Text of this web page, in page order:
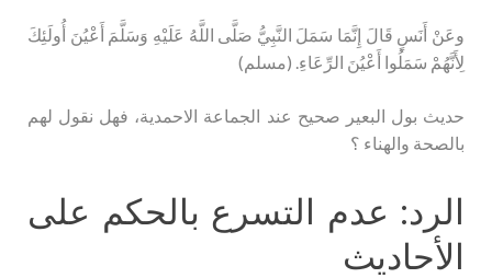
وعَنْ أَنَسٍ قَالَ إِنَّمَا سَمَلَ النَّبِيُّ صَلَّى اللَّهُ عَلَيْهِ وَسَلَّمَ أَعْيُنَ أُولَئِكَ
لِأَنَّهُمْ سَمَلُوا أَعْيُنَ الرِّعَاءِ. (مسلم)
حديث بول البعير صحيح عند الجماعة الاحمدية، فهل نقول لهم
بالصحة والهناء ؟
الرد: عدم التسرع بالحكم على
الأحاديث